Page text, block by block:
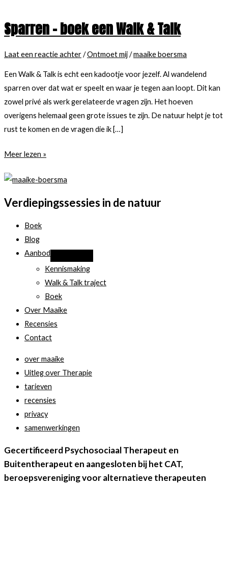
Sparren – boek een Walk & Talk
Laat een reactie achter/Ontmoet mij/maaike boersma
Een Walk & Talk is echt een kadootje voor jezelf. Al wandelend
sparren over dat wat er speelt en waar je tegen aan loopt. Dit kan
zowel privé als werk gerelateerde vragen zijn. Het hoeven
overigens helemaal geen grote issues te zijn. De natuur helpt je tot
rust te komen en de vragen die ik […]
Sparren
boek
Walk
Meer lezen »
Verdiepingssessies in de natuur
Boek
Blog
Aanbod
Kennismaking
Walk & Talk traject
Boek
Over Maaike
Recensies
Contact
over maaike
Uitleg over Therapie
tarieven
recensies
privacy
samenwerkingen
Gecertificeerd Psychosociaal Therapeut en
Buitentherapeut en aangesloten bij het CAT,
beroepsvereniging voor alternatieve therapeuten